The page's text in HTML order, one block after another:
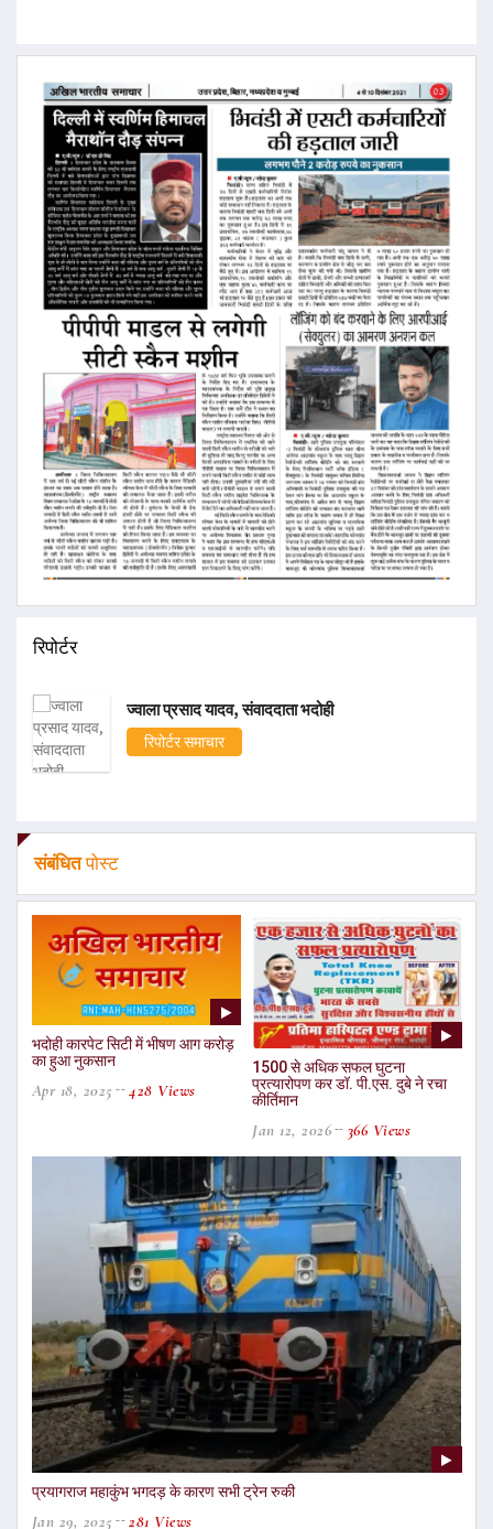
रिपोर्टर
ज्वाला प्रसाद यादव, संवाददाता भदोही
रिपोर्टर समाचार
संबंधितपोस्ट
भदोही कारपेट सिटी में भीषण आग करोड़
का हुआ नुकसान
Apr 18, 2025 428 Views
1500 से अधिक सफल घुटना
प्रत्यारोपण कर डॉ. पी.एस. दुबे ने रचा
कीर्तिमान
Jan 12, 2026 366 Views
प्रयागराज महाकुंभ भगदड़ के कारण सभी ट्रेन रुकी
Jan 29, 2025 281 Views